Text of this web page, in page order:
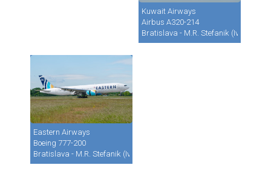
Kuwait Airways
Airbus A320-214
Bratislava - M.R. Stefanik (Ivanka)
Eastern Airways
Boeing 777-200
Bratislava - M.R. Stefanik (Ivanka) (BTS / LZIB)